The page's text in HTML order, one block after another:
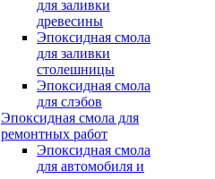
для заливки
древесины
Эпоксидная смола
для заливки
столешницы
Эпоксидная смола
для слэбов
Эпоксидная смола для
ремонтных работ
Эпоксидная смола
для автомобиля и